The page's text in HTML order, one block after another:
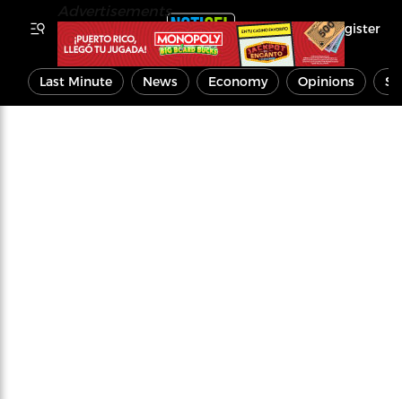
Register
Last Minute News Economy Opinions
Advertisements